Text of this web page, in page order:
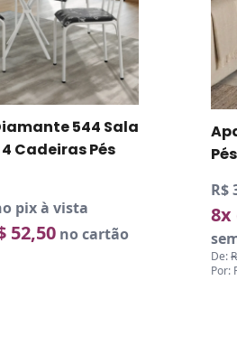
544 Sala
Cadeiras Pés
pix à vista
52,50 no cartão
R$
8x
De:
Por: